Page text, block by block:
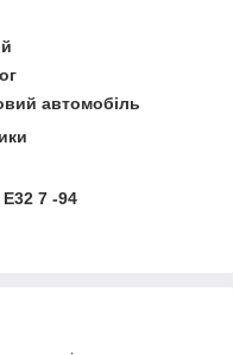
автомобіль
E32 7 -94